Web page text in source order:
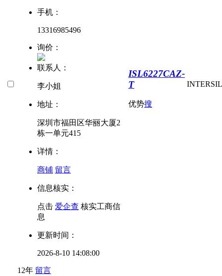
手机：
13316985496
询价：
联系人：
李小姐
地址：
深圳市福田区华丽大厦2
栋一单元415
详情：
商铺 留言
信息核实：
点击 爱企查 核实工商信
息
更新时间：
2026-8-10 14:08:00
12年 留言
ISL6227CAZ-
T
优势搜
INTERSIL